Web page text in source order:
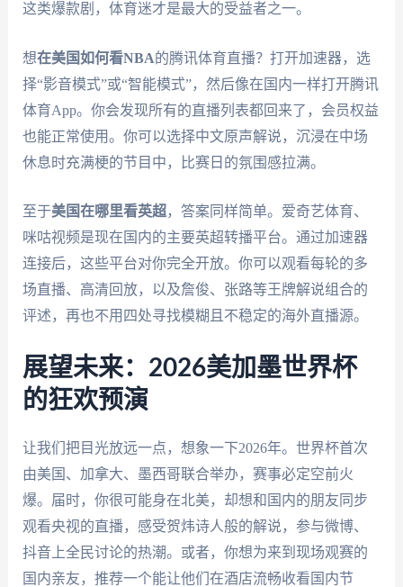
这类爆款剧，体育迷才是最大的受益者之一。
想在美国如何看NBA的腾讯体育直播？打开加速器，选
择“影音模式”或“智能模式”，然后像在国内一样打开腾讯
体育App。你会发现所有的直播列表都回来了，会员权益
也能正常使用。你可以选择中文原声解说，沉浸在中场
休息时充满梗的节目中，比赛日的氛围感拉满。
至于美国在哪里看英超，答案同样简单。爱奇艺体育、
咪咕视频是现在国内的主要英超转播平台。通过加速器
连接后，这些平台对你完全开放。你可以观看每轮的多
场直播、高清回放，以及詹俊、张路等王牌解说组合的
评述，再也不用四处寻找模糊且不稳定的海外直播源。
展望未来：2026美加墨世界杯
的狂欢预演
让我们把目光放远一点，想象一下2026年。世界杯首次
由美国、加拿大、墨西哥联合举办，赛事必定空前火
爆。届时，你很可能身在北美，却想和国内的朋友同步
观看央视的直播，感受贺炜诗人般的解说，参与微博、
抖音上全民讨论的热潮。或者，你想为来到现场观赛的
国内亲友，推荐一个能让他们在酒店流畅收看国内节